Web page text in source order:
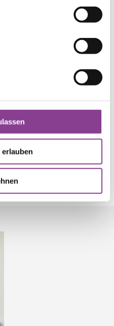
wir an unserer Klinik in
angefangen bei der